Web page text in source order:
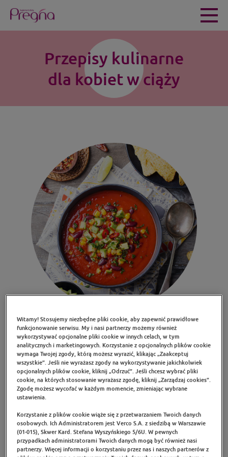
Przepisy kulinarne
dla kobiet w ciąży
Wartości odżywcze w 1 porcji:
Wartość energetyczna: 323 kcal Cholesterol:
Białko: 18,4 g Błonnik: 8,8 g
Witamy! Stosujemy niezbędne pliki cookie, aby zapewnić prawidłowe
funkcjonowanie serwisu. My i nasi partnerzy możemy również
wykorzystywać opcjonalne pliki cookie w innych celach, w tym
analitycznych i marketingowych. Korzystanie z opcjonalnych plików cookie
wymaga Twojej zgody, którą możesz wyrazić, klikając „Zaakceptuj
wszystkie”. Jeśli nie wyrażasz zgody na wykorzystywanie jakichkolwiek
opcjonalnych plików cookie, kliknij „Odrzuć”. Jeśli chcesz wybrać pliki
cookie, na których stosowanie wyrażasz zgodę, kliknij „Zarządzaj cookies”.
Zgodę możesz wycofać w każdym momencie, zmieniając wybrane
ustawienia.
Korzystanie z plików cookie wiąże się z przetwarzaniem Twoich danych
osobowych. Ich Administratorem jest Verco S.A. z siedzibą w Warszawie
(01-015), Skwer Kard. Stefana Wyszyńskiego 5/6U. W pewnych
przypadkach administratorami Twoich danych mogą być również nasi
partnerzy. Więcej informacji o korzystaniu przez nas i naszych partnerów z